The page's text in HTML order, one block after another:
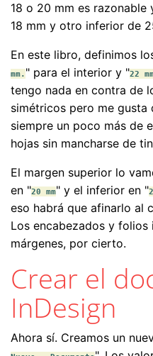
18 o 20 mm es razonable
18 mm y otro inferior de
En este libro, definimos
mm. " para el interior y "22
tengo nada en contra de
simétricos pero me gusta
siempre un poco más de
hojas sin mancharse de
El margen superior lo
en "20 mm" y el inferior en "
eso habrá que afinarlo al
Los encabezados y
márgenes, por cierto.
Crear el
InDesign
Ahora sí. Creamos un